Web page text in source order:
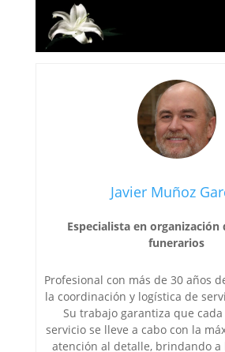
Javier Muñoz
Especialista en organización
funerarios
Profesional con más de 30 años
la coordinación y logística de
Su trabajo garantiza que
servicio se lleve a cabo con la
atención al detalle, brindando a